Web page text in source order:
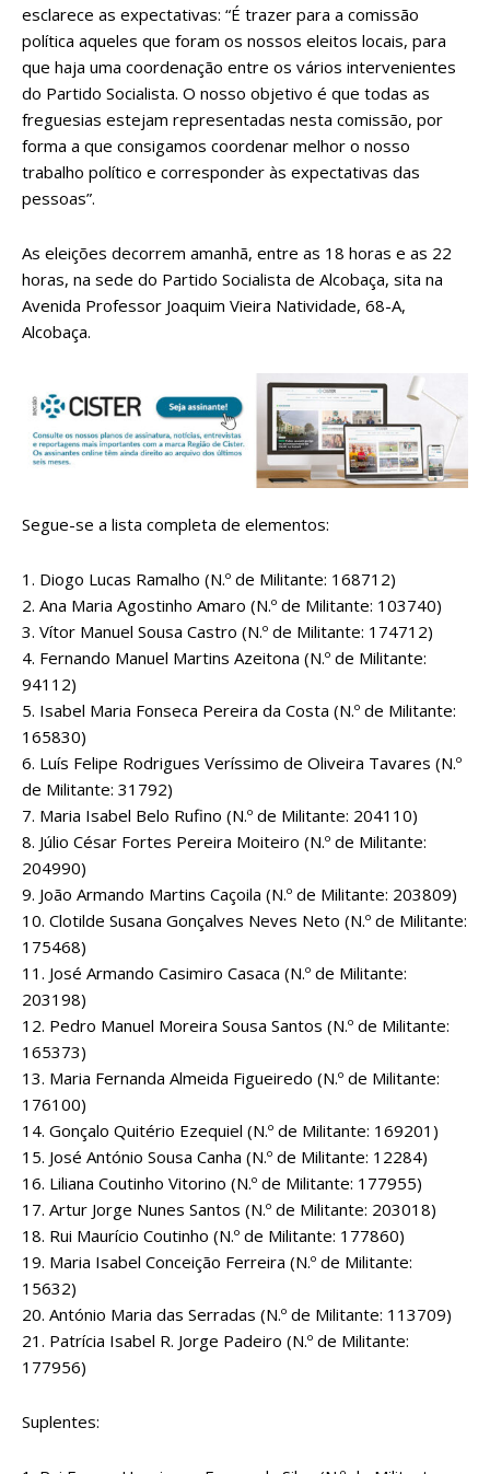
esclarece as expectativas: “É trazer para a comissão
política aqueles que foram os nossos eleitos locais, para
que haja uma coordenação entre os vários intervenientes
do Partido Socialista. O nosso objetivo é que todas as
freguesias estejam representadas nesta comissão, por
forma a que consigamos coordenar melhor o nosso
trabalho político e corresponder às expectativas das
pessoas”.
As eleições decorrem amanhã, entre as 18 horas e as 22
horas, na sede do Partido Socialista de Alcobaça, sita na
Avenida Professor Joaquim Vieira Natividade, 68-A,
Alcobaça.
Segue-se a lista completa de elementos:
1. Diogo Lucas Ramalho (N.º de Militante: 168712)
2. Ana Maria Agostinho Amaro (N.º de Militante: 103740)
3. Vítor Manuel Sousa Castro (N.º de Militante: 174712)
4. Fernando Manuel Martins Azeitona (N.º de Militante:
94112)
5. Isabel Maria Fonseca Pereira da Costa (N.º de Militante:
165830)
6. Luís Felipe Rodrigues Veríssimo de Oliveira Tavares (N.º
de Militante: 31792)
7. Maria Isabel Belo Rufino (N.º de Militante: 204110)
8. Júlio César Fortes Pereira Moiteiro (N.º de Militante:
204990)
9. João Armando Martins Caçoila (N.º de Militante: 203809)
10. Clotilde Susana Gonçalves Neves Neto (N.º de Militante:
175468)
11. José Armando Casimiro Casaca (N.º de Militante:
203198)
12. Pedro Manuel Moreira Sousa Santos (N.º de Militante:
165373)
13. Maria Fernanda Almeida Figueiredo (N.º de Militante:
176100)
14. Gonçalo Quitério Ezequiel (N.º de Militante: 169201)
15. José António Sousa Canha (N.º de Militante: 12284)
16. Liliana Coutinho Vitorino (N.º de Militante: 177955)
17. Artur Jorge Nunes Santos (N.º de Militante: 203018)
18. Rui Maurício Coutinho (N.º de Militante: 177860)
19. Maria Isabel Conceição Ferreira (N.º de Militante:
15632)
20. António Maria das Serradas (N.º de Militante: 113709)
21. Patrícia Isabel R. Jorge Padeiro (N.º de Militante:
177956)
Suplentes: